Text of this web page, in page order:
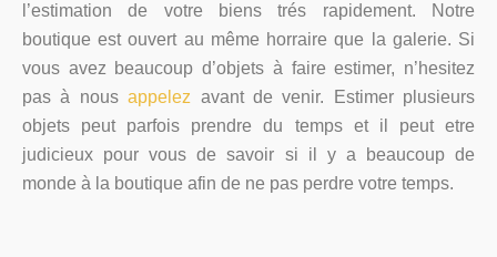
l’estimation de votre biens trés rapidement. Notre
boutique est ouvert au même horraire que la galerie. Si
vous avez beaucoup d’objets à faire estimer, n’hesitez
pas à nousappelez avant de venir. Estimer plusieurs
objets peut parfois prendre du temps et il peut etre
judicieux pour vous de savoir si il y a beaucoup de
monde à la boutique afin de ne pas perdre votre temps.